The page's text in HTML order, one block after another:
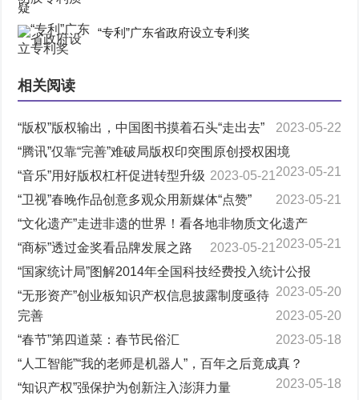
“专利”广东省政府设立专利奖
相关阅读
“版权”版权输出，中国图书摸着石头“走出去”
2023-05-22
“腾讯”仅靠“完善”难破局版权印突围原创授权困境
2023-05-21
“音乐”用好版权杠杆促进转型升级 2023-05-21
“卫视”春晚作品创意多观众用新媒体“点赞”
2023-05-21
“文化遗产”走进非遗的世界！看各地非物质文化遗产
2023-05-21
“商标”透过金奖看品牌发展之路
2023-05-21
“国家统计局”图解2014年全国科技经费投入统计公报
2023-05-20
“无形资产”创业板知识产权信息披露制度亟待
完善
2023-05-20
“春节”第四道菜：春节民俗汇
2023-05-18
“人工智能”“我的老师是机器人”，百年之后竟成真？
2023-05-18
“知识产权”强保护为创新注入澎湃力量